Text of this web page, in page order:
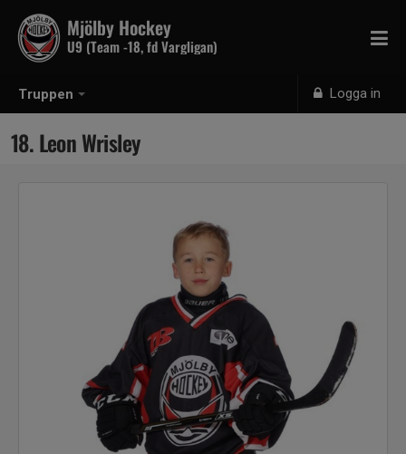
Truppen Logga in
Mjölby Hockey
U9 (Team -18, fd Vargligan)
18. Leon Wrisley